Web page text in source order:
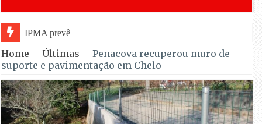
IPMA prevê céu pouco nublado para observ
Home - Últimas - Penacova recuperou muro de
suporte e pavimentação em Chelo